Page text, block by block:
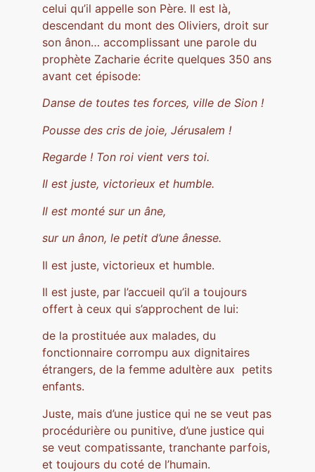
celui qu’il appelle son Père. Il est là,
descendant du mont des Oliviers, droit sur
son ânon… accomplissant une parole du
prophète Zacharie écrite quelques 350 ans
avant cet épisode:
Danse de toutes tes forces, ville de Sion !
Pousse des cris de joie, Jérusalem !
Regarde ! Ton roi vient vers toi.
Il est juste, victorieux et humble.
Il est monté sur un âne,
sur un ânon, le petit d’une ânesse.
Il est juste, victorieux et humble.
Il est juste, par l’accueil qu’il a toujours
offert à ceux qui s’approchent de lui:
de la prostituée aux malades, du
fonctionnaire corrompu aux dignitaires
étrangers, de la femme adultère aux petits
enfants.
Juste, mais d’une justice qui ne se veut pas
procédurière ou punitive, d’une justice qui
se veut compatissante, tranchante parfois,
et toujours du coté de l’humain.